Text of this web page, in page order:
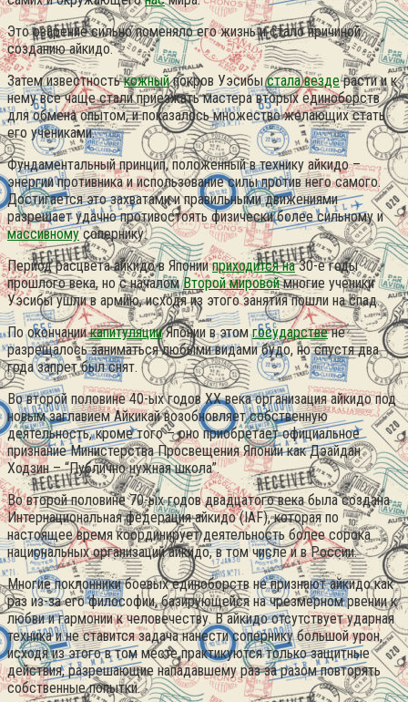
Это озарение сильно поменяло его жизнь и стало причиной
созданию айкидо.
Затем известностькожныйпокров Уэсибыстала вездерасти и к
нему все чаще стали приезжать мастера вторых единоборств
для обмена опытом, и показалось множество желающих стать
его учениками.
Фундаментальный принцип, положенный в технику айкидо –
энергии противника и использование силы против него самого.
Достигается это захватами и правильными движениями
разрешает удачно противостоять физически более сильному и
массивномусопернику.
Период расцвета айкидо в Японииприходится на30-е годы
прошлого века, но с началомВторой мировоймногие ученики
Уэсибы ушли в армию, исходя из этого занятия пошли на спад.
По окончаниикапитуляцииЯпонии в этомгосударствене
разрещалось заниматься любыми видами будо, но спустя два
года запрет был снят.
Во второй половине 40-ых годов XX века организация айкидо под
новым заглавием Айкикай возобновляет собственную
деятельность, кроме того – оно приобретает официальное
признание Министерства Просвещения Японии как Дэайдан
Ходзин – “Публично нужная школа”.
Во второй половине 70-ых годов двадцатого века была создана
Интернациональная федерация айкидо (IAF), которая по
настоящее время координирует деятельность более сорока
национальных организаций айкидо, в том числе и в России.
Многие поклонники боевых единоборств не признают айкидо как
раз из-за его философии, базирующейся на чрезмерном рвении к
любви и гармонии к человечеству. В айкидо отсутствует ударная
техника и не ставится задача нанести сопернику большой урон,
исходя из этого в том месте практикуются только защитные
действия, разрешающие нападавшему раз за разом повторять
собственные попытки.